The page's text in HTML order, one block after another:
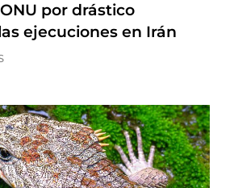
por drástico
ejecuciones en Irán